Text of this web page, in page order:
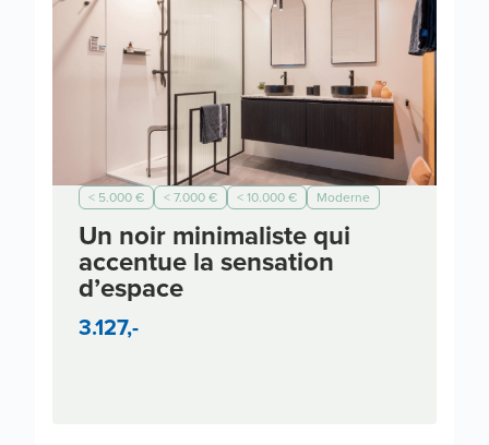
< 5.000 € < 7.000 € < 10.000 € Moderne
Un noir minimaliste qui
accentue la sensation
d’espace
3.127,-